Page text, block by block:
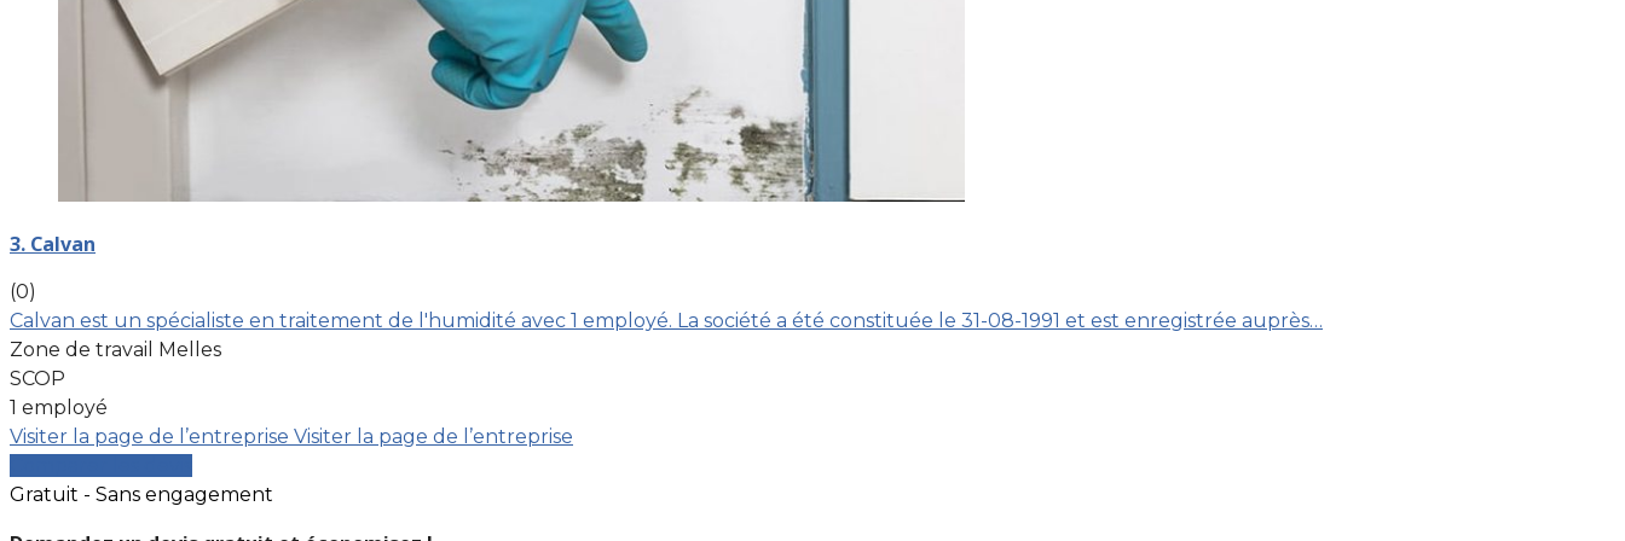
3. Calvan
(0)
Calvan est un spécialiste en traitement de l'humidité avec 1 employé. La société a été constituée le 31-08-1991 et est enregistrée auprès…
Zone de travail Melles
SCOP
1 employé
Visiter la page de l’entreprise Visiter la page de l’entreprise
Gratuit - Sans engagement